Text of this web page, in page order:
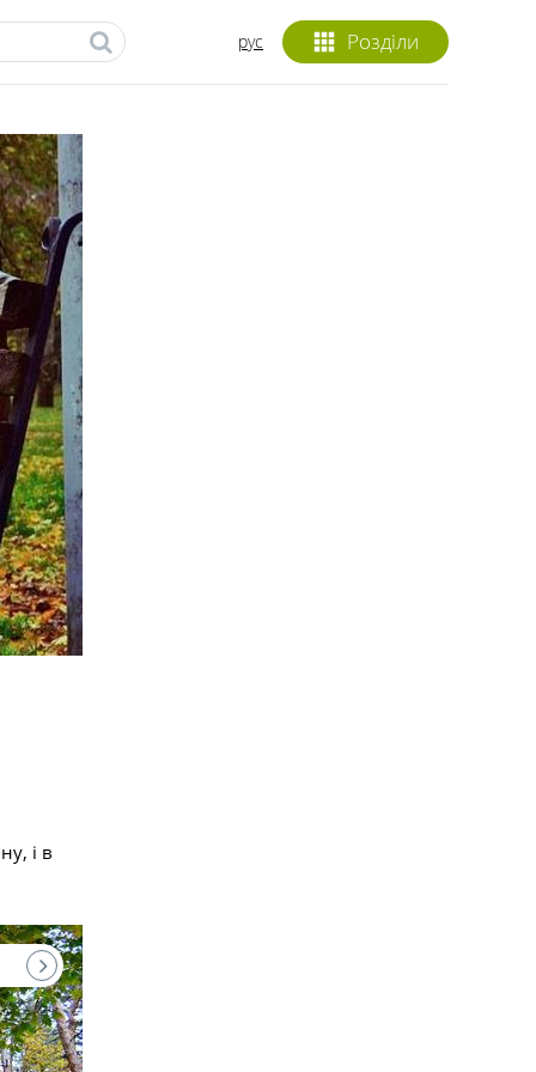
Розділи
рус
і в